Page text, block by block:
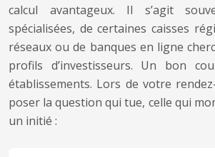
calcul avantageux. Il s’agit
spécialisées, de certaines caisses
réseaux ou de banques en ligne
profils d’investisseurs. Un bon
établissements. Lors de votre
poser la question qui tue, celle qui
un initié :